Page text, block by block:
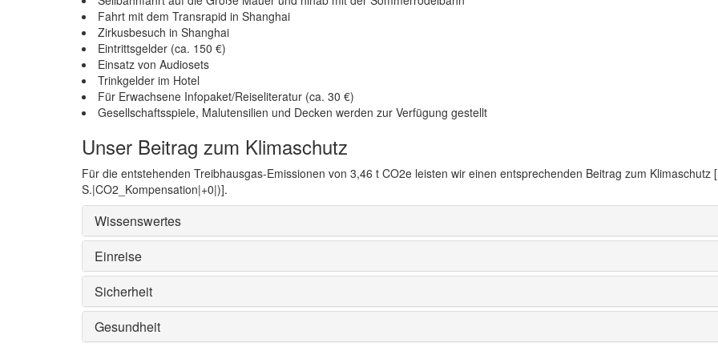
Fahrt mit dem Transrapid in Shanghai
Zirkusbesuch in Shanghai
Eintrittsgelder (ca. 150 €)
Einsatz von Audiosets
Trinkgelder im Hotel
Für Erwachsene Infopaket/Reiseliteratur (ca. 30 €)
Gesellschaftsspiele, Malutensilien und Decken werden zur Verfügung gestellt
Unser Beitrag zum Klimaschutz
Für die entstehenden Treibhausgas-Emissionen von 3,46 t CO2e leisten wir einen entsprechenden Beitrag zum Klimaschutz
S.|CO2_Kompensation|+0|)].
Wissenswertes
Einreise
Sicherheit
Gesundheit